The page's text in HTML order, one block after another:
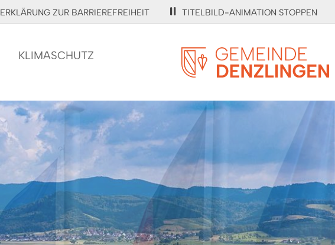
ERKLÄRUNG ZUR BARRIEREFREIHEIT TITELBILD-ANIMATION STOPPEN
KLIMASCHUTZ